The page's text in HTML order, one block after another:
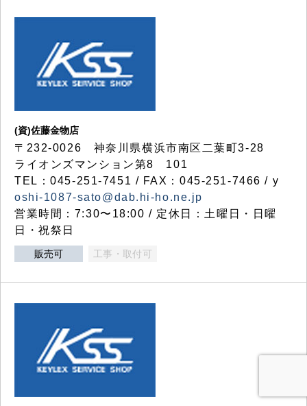
(資)佐藤金物店
〒232-0026 神奈川県横浜市南区二葉町3-28
ライオンズマンション第8 101
TEL：045-251-7451 / FAX：045-251-7466 / y
oshi-1087-sato@dab.hi-ho.ne.jp
営業時間：7:30〜18:00 / 定休日：土曜日・日曜
日・祝祭日
販売可 工事・取付可